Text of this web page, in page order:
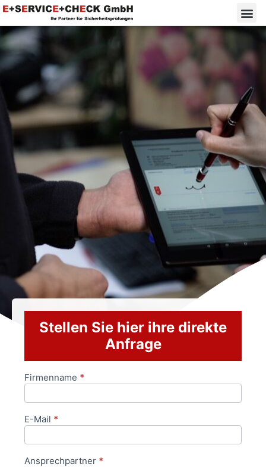
Stellen Sie hier ihre direkte
Anfrage
Anfrageformular
Firmenname *
E-Mail *
Ansprechpartner *